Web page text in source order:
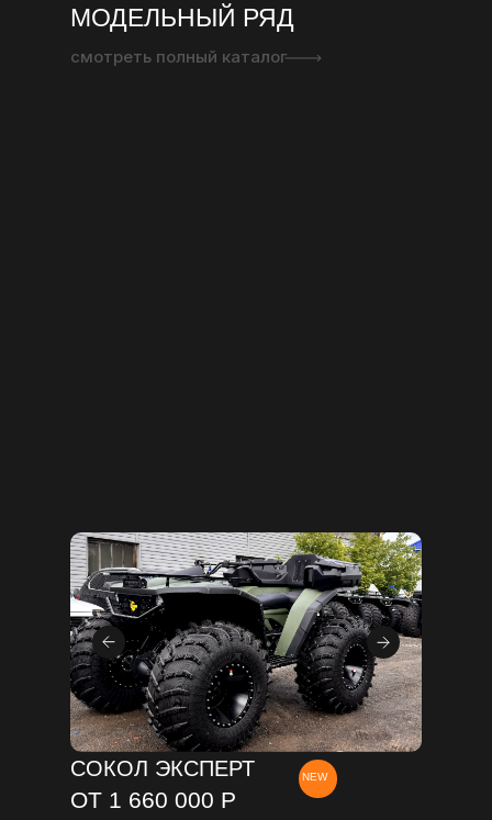
МОДЕЛЬНЫЙ РЯД
смотреть полный каталог
NEW
СОКОЛ ЭКСПЕРТ
ОТ 1 660 000 Р